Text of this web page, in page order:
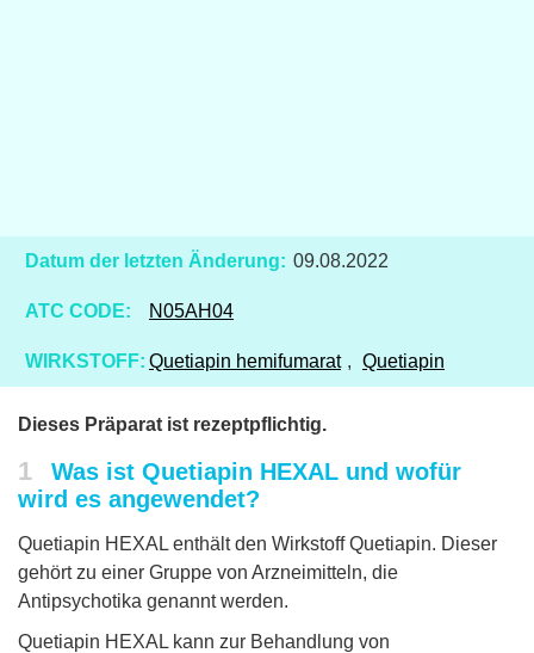
Datum der letzten Änderung: 09.08.2022
ATC CODE: N05AH04
WIRKSTOFF: Quetiapin hemifumarat , Quetiapin
Dieses Präparat ist rezeptpflichtig.
1
Was ist Quetiapin HEXAL und wofür
wird es angewendet?
Quetiapin HEXAL enthält den Wirkstoff Quetiapin. Dieser
gehört zu einer Gruppe von Arzneimitteln, die
Antipsychotika genannt werden.
Quetiapin HEXAL kann zur Behandlung von